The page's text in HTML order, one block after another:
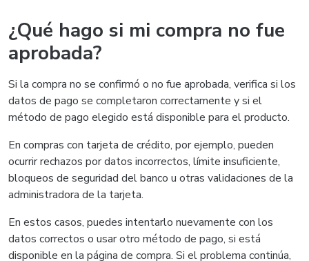
¿Qué hago si mi compra no fue
aprobada?
Si la compra no se confirmó o no fue aprobada, verifica si los
datos de pago se completaron correctamente y si el
método de pago elegido está disponible para el producto.
En compras con tarjeta de crédito, por ejemplo, pueden
ocurrir rechazos por datos incorrectos, límite insuficiente,
bloqueos de seguridad del banco u otras validaciones de la
administradora de la tarjeta.
En estos casos, puedes intentarlo nuevamente con los
datos correctos o usar otro método de pago, si está
disponible en la página de compra. Si el problema continúa,